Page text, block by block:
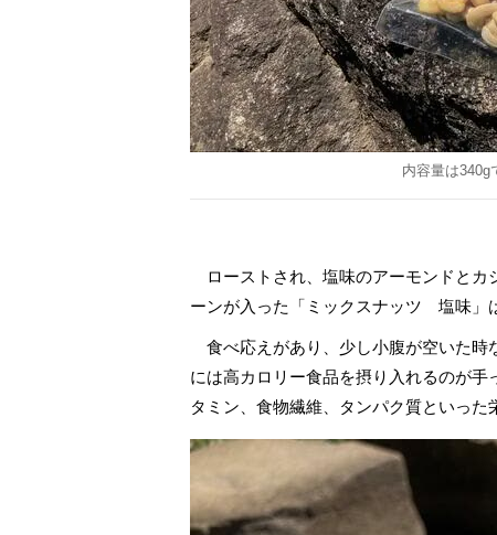
内容量は340g
ローストされ、塩味のアーモンドとカ
ーンが入った「ミックスナッツ 塩味」
食べ応えがあり、少し小腹が空いた時
には高カロリー食品を摂り入れるのが
タミン、食物繊維、タンパク質といった